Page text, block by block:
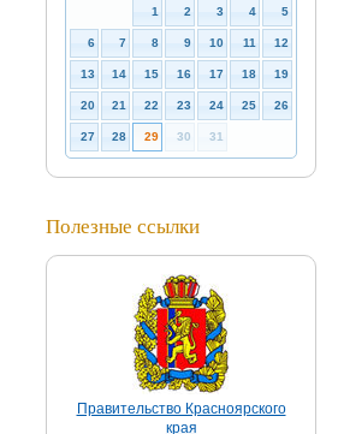
1 2 3 4 5
6 7 8 9 10 11 12
13 14 15 16 17 18 19
20 21 22 23 24 25 26
27 28 29 30 31
Полезные ссылки
Правительство Красноярского
края